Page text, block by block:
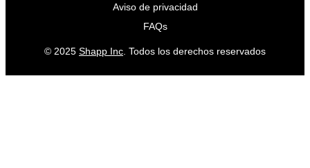
Aviso de privacidad
FAQs
© 2025 Shapp Inc . Todos los derechos reservados